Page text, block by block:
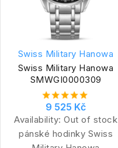
Swiss Military Hanowa
Swiss Military Hanowa
SMWGI0000309
9 525 Kč
Availability: Out of stock
pánské hodinky Swiss